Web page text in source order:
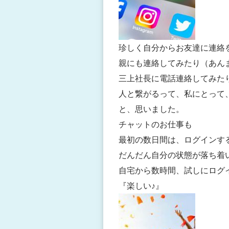
珍しく自分からお友達に連絡
親にも連絡してみたり（あ
三上社長に電話連絡してみた
人と繋がるって、私にとっ
と、思いました。
チャットのお仕事も
最初の数日間は、ログインす
だんだん自分の状態が落ち着
自宅から数時間、試しにログ
『楽しい♪』